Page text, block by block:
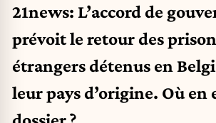
21news: L’accord de
prévoit le retour des
étrangers détenus en
leur pays d’origine. Où en